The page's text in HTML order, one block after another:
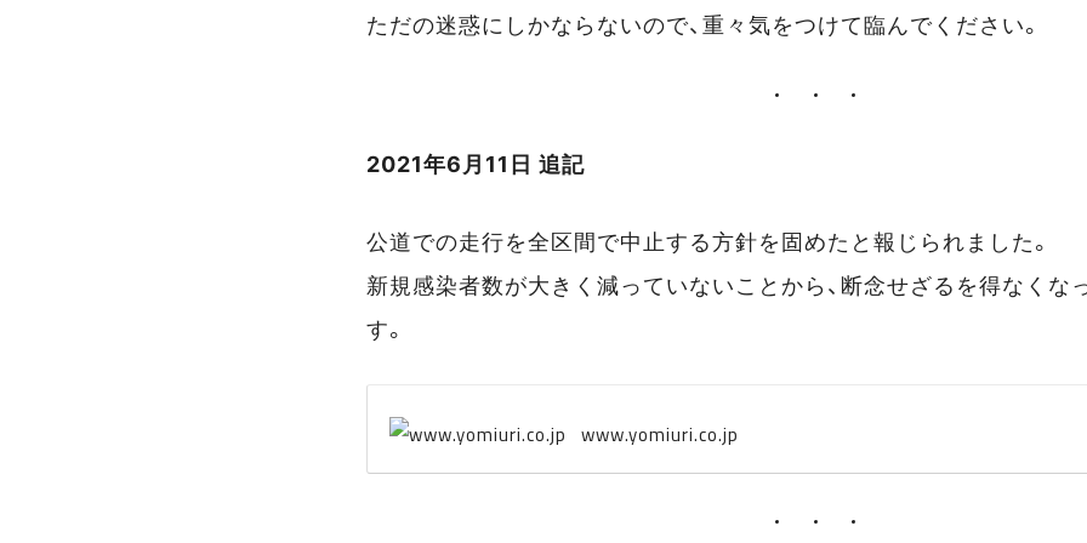
ただの迷惑にしかならないので、重々気をつけて臨んでください。
2021年6月11日 追記
公道での走行を全区間で中止する方針を固めたと報じられました。
新規感染者数が大きく減っていないことから、断念せざるを得なくな
す。
www.yomiuri.co.jp